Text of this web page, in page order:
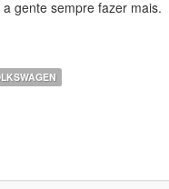
gente sempre fazer mais.